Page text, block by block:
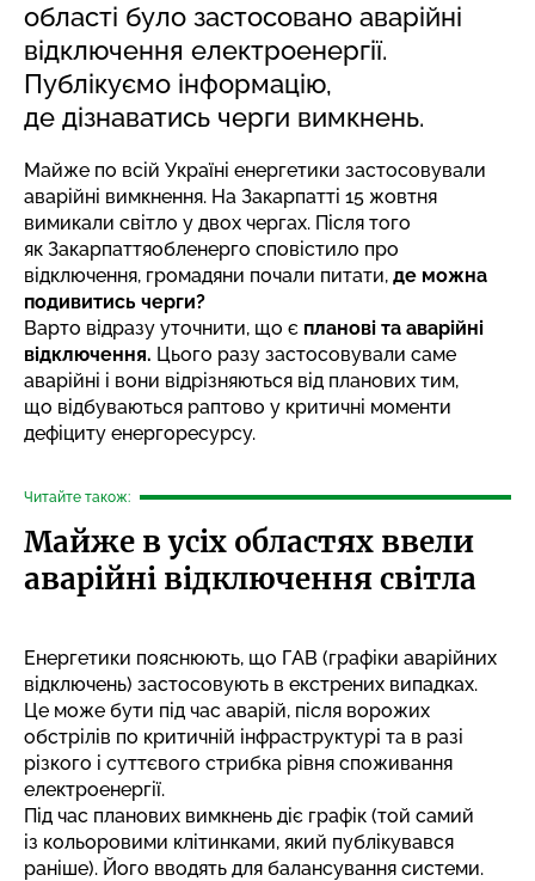
області було застосовано аварійні
відключення електроенергії.
Публікуємо інформацію,
де дізнаватись черги вимкнень.
Майже по всій Україні енергетики застосовували
аварійні вимкнення. На Закарпатті 15 жовтня
вимикали світло у двох чергах. Після того
як Закарпаттяобленерго сповістило про
відключення, громадяни почали питати, де можна
подивитись черги?
Варто відразу уточнити, що є планові та аварійні
відключення. Цього разу застосовували саме
аварійні і вони відрізняються від планових тим,
що відбуваються раптово у критичні моменти
дефіциту енергоресурсу.
Читайте також:
Майже в усіх областях ввели
аварійні відключення світла
Енергетики пояснюють, що ГАВ (графіки аварійних
відключень) застосовують в екстрених випадках.
Це може бути під час аварій, після ворожих
обстрілів по критичній інфраструктурі та в разі
різкого і суттєвого стрибка рівня споживання
електроенергії.
Під час планових вимкнень діє графік (той самий
із кольоровими клітинками, який публікувався
раніше). Його вводять для балансування системи.